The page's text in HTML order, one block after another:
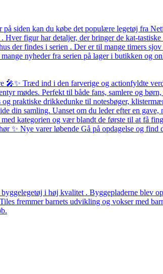
siden kan du købe det populære legetøj fra
figur har detaljer, der bringer de kat-
der findes i serien . Der er til mange timers
nyheder fra serien på lager i butikken og
🎤✨ Træd ind i den farverige og actionfyldte
mødes. Perfekt til både fans, samlere og
praktiske drikkedunke til notesbøger,
din samling. Uanset om du leder efter en
kategorien og vær blandt de første til at få
✨ Nye varer løbende Gå på opdagelse og
i høj kvalitet . Byggepladerne blev
fremmer barnets udvikling og vokser med